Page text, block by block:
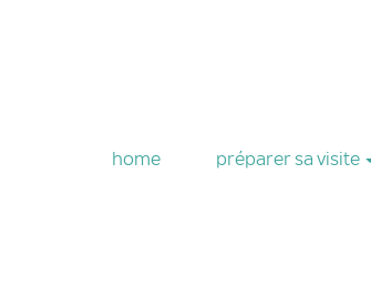
home préparer sa visite